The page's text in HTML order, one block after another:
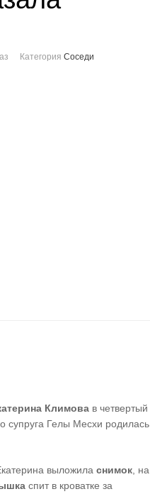
Категория Соседи
Климова в четвертый
супруга Гелы Месхи родилась
выложила снимок , на
спит в кроватке за